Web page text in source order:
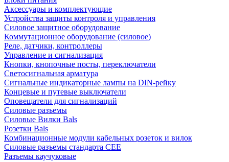
Аксессуары и комплектующие
Устройства защиты контроля и управления
Силовое защитное оборудование
Коммутационное оборудование (силовое)
Реле, датчики, контроллеры
Управление и сигнализация
Кнопки, кнопочные посты, переключатели
Светосигнальная арматура
Сигнальные индикаторные лампы на DIN-рейку
Концевые и путевые выключатели
Оповещатели для сигнализаций
Силовые разъемы
Силовые Вилки Bals
Розетки Bals
Комбинационные модули кабельных розеток и вилок
Силовые разъемы стандарта CEE
Разъемы каучуковые